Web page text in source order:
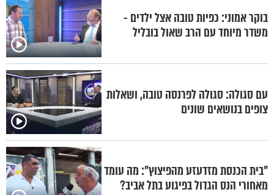
בוקר אמוני: כפיות טובה אצל ילדים -
משדר מיוחד עם הרב שאול בובליל
עם סגולה: סגולה לפרנסה טובה, ושאלות
צופים בנושאים שונים
"בית הכנסת מזדעזע מהפיצוץ": מה עומד
מאחורי הנס הגדול בפיגוע בתל אביב?